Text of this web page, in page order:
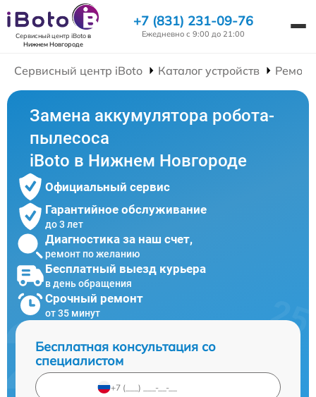
Сервисный центр iBotoв
Нижнем Новгороде
+7 (831) 231-09-76
Ежедневно с 9:00 до 21:00
Сервисный центр iBoto Каталог устройств
Замена аккумулятора робота-
пылесоса
iBoto в Нижнем Новгороде
Официальный сервис
Гарантийное обслуживание
до 3 лет
Диагностика за наш счет,
ремонт по желанию
Бесплатный выезд курьера
в день обращения
Срочный ремонт
от 35 минут
Бесплатная консультация со
специалистом